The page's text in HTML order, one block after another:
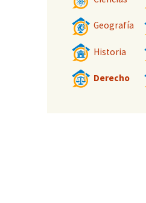
Geografía
Historia
Derecho